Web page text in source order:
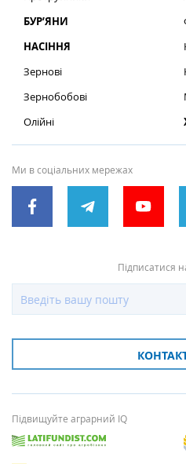
БУР’ЯНИ
НАСІННЯ
Зернові
Зернобобові
Олійні
Ми в соціальних мережах
Підписатися
Підвищуйте аграрний IQ